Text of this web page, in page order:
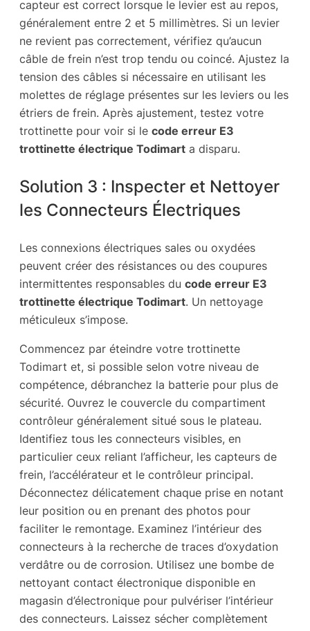
capteur est correct lorsque le levier est au repos,
généralement entre 2 et 5 millimètres. Si un levier
ne revient pas correctement, vérifiez qu’aucun
câble de frein n’est trop tendu ou coincé. Ajustez la
tension des câbles si nécessaire en utilisant les
molettes de réglage présentes sur les leviers ou les
étriers de frein. Après ajustement, testez votre
trottinette pour voir si le code erreur E3
trottinette électrique Todimart a disparu.
Solution 3 : Inspecter et Nettoyer
les Connecteurs Électriques
Les connexions électriques sales ou oxydées
peuvent créer des résistances ou des coupures
intermittentes responsables du code erreur E3
trottinette électrique Todimart. Un nettoyage
méticuleux s’impose.
Commencez par éteindre votre trottinette
Todimart et, si possible selon votre niveau de
compétence, débranchez la batterie pour plus de
sécurité. Ouvrez le couvercle du compartiment
contrôleur généralement situé sous le plateau.
Identifiez tous les connecteurs visibles, en
particulier ceux reliant l’afficheur, les capteurs de
frein, l’accélérateur et le contrôleur principal.
Déconnectez délicatement chaque prise en notant
leur position ou en prenant des photos pour
faciliter le remontage. Examinez l’intérieur des
connecteurs à la recherche de traces d’oxydation
verdâtre ou de corrosion. Utilisez une bombe de
nettoyant contact électronique disponible en
magasin d’électronique pour pulvériser l’intérieur
des connecteurs. Laissez sécher complètement